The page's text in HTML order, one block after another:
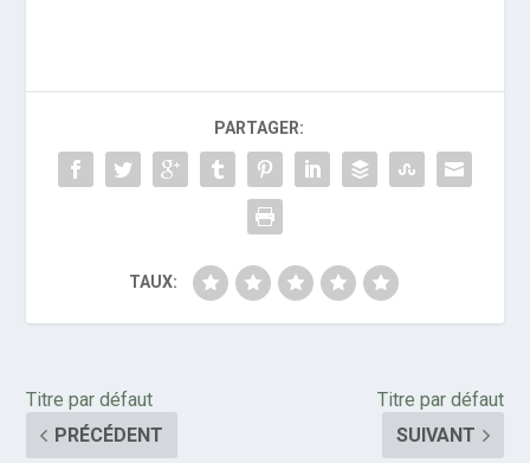
PARTAGER:
TAUX:
Titre par défaut
PRÉCÉDENT
Titre par défaut
SUIVANT